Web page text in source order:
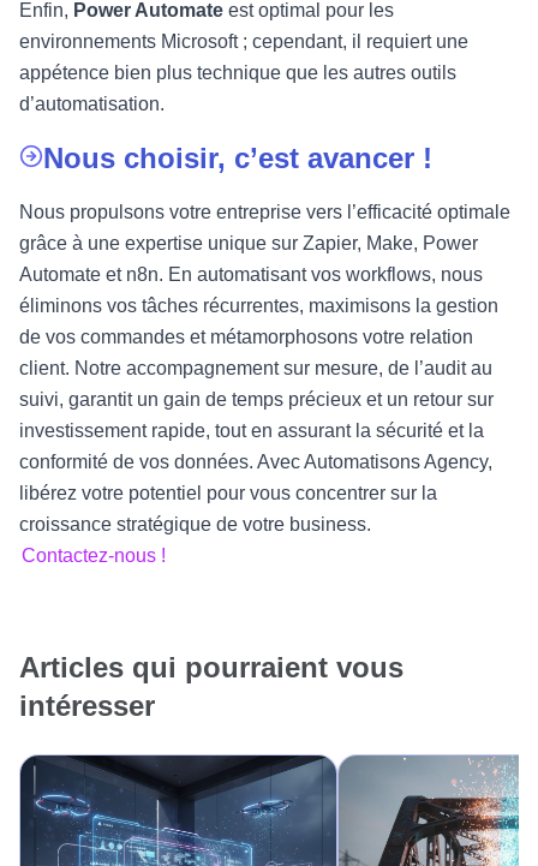
Enfin, Power Automate est optimal pour les
environnements Microsoft ; cependant, il requiert une
appétence bien plus technique que les autres outils
d’automatisation.
Nous choisir, c’est avancer !
Nous propulsons votre entreprise vers l’efficacité optimale
grâce à une expertise unique sur Zapier, Make, Power
Automate et n8n. En automatisant vos workflows, nous
éliminons vos tâches récurrentes, maximisons la gestion
de vos commandes et métamorphosons votre relation
client. Notre accompagnement sur mesure, de l’audit au
suivi, garantit un gain de temps précieux et un retour sur
investissement rapide, tout en assurant la sécurité et la
conformité de vos données. Avec Automatisons Agency,
libérez votre potentiel pour vous concentrer sur la
croissance stratégique de votre business.
Contactez-nous !
Articles qui pourraient vous
intéresser